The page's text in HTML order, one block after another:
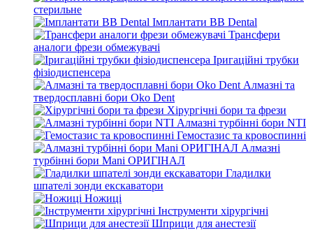
стерильне
Імплантати BB Dental
Трансфери
аналоги фрези обмежувачі
Іригаційні трубки
фізіодиспенсера
Алмазні та
твердосплавні бори Oko Dent
Хірургічні бори та фрези
Алмазні турбінні бори NTI
Гемостазис та кровоспинні
Алмазні
турбінні бори Mani ОРИГІНАЛ
Гладилки
шпателі зонди екскаватори
Ножиці
Інструменти хірургічні
Шприци для анестезії